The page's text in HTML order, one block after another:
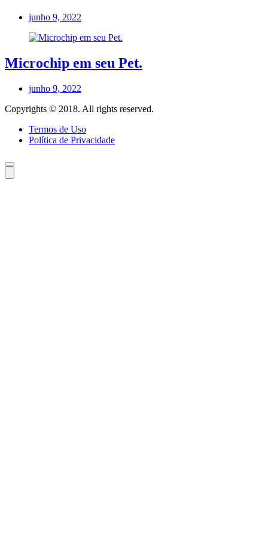
junho 9, 2022
Microchip em seu Pet.
junho 9, 2022
Copyrights © 2018. All rights reserved.
Termos de Uso
Política de Privacidade